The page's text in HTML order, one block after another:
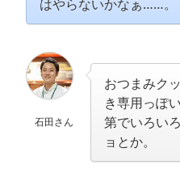
はやらないかなぁ……。
石田さん
おつまみク
き専用っぽ
第でいろい
ョとか。